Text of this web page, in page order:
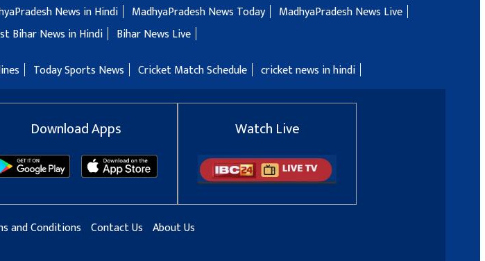
News in Hindi MadhyaPradesh News Today
MadhyaPradesh News Live
Bihar News in Hindi Bihar News Live
Today Sports News Cricket Match Schedule cricket news in hindi
Download Apps Watch Live
and Conditions Contact Us About Us